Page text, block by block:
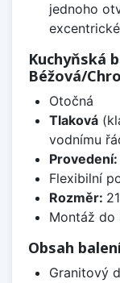
jednoho
Kuchyňská
Béžová/
Otočná
Tlaková
vodnímu
Provedení:
Flexibilní
Rozměr:
Montáž do
Obsah
Granitový